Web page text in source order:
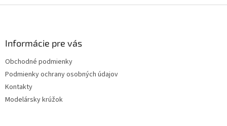
Informácie pre vás
Obchodné podmienky
Podmienky ochrany osobných údajov
Kontakty
Modelársky krúžok